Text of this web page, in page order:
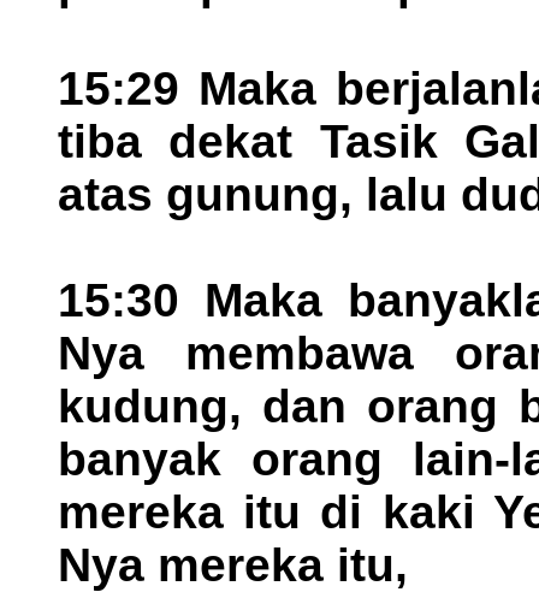
15:29 Maka
tiba dekat Tasik
atas gunung, lalu
15:30 Maka
Nya membawa
kudung, dan orang
banyak orang lain-
mereka itu di kaki
Nya mereka itu,